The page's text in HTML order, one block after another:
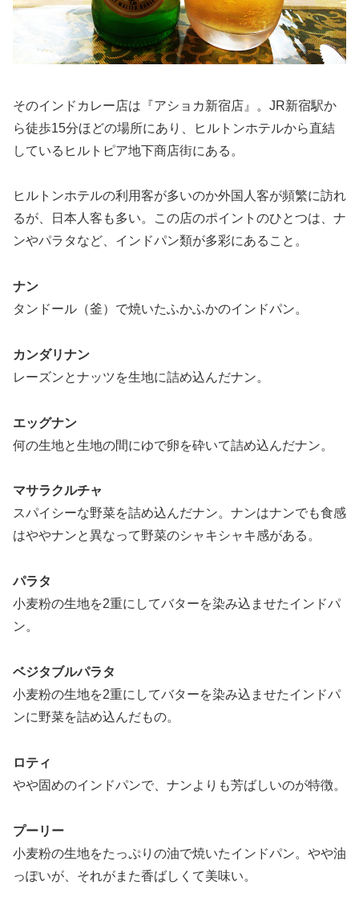
そのインドカレー店は『アショカ新宿店』。JR新宿駅か
ら徒歩15分ほどの場所にあり、ヒルトンホテルから直結
しているヒルトピア地下商店街にある。
ヒルトンホテルの利用客が多いのか外国人客が頻繁に訪れ
るが、日本人客も多い。この店のポイントのひとつは、ナ
ンやパラタなど、インドパン類が多彩にあること。
ナン
タンドール（釜）で焼いたふかふかのインドパン。
カンダリナン
レーズンとナッツを生地に詰め込んだナン。
エッグナン
何の生地と生地の間にゆで卵を砕いて詰め込んだナン。
マサラクルチャ
スパイシーな野菜を詰め込んだナン。ナンはナンでも食感
はややナンと異なって野菜のシャキシャキ感がある。
パラタ
小麦粉の生地を2重にしてバターを染み込ませたインドパ
ン。
ベジタブルパラタ
小麦粉の生地を2重にしてバターを染み込ませたインドパ
ンに野菜を詰め込んだもの。
ロティ
やや固めのインドパンで、ナンよりも芳ばしいのが特徴。
プーリー
小麦粉の生地をたっぷりの油で焼いたインドパン。やや油
っぽいが、それがまた香ばしくて美味い。